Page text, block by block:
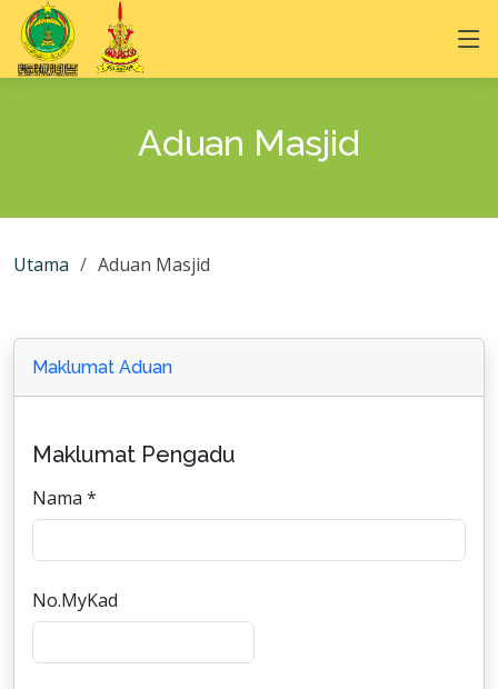
Aduan Masjid
Utama Aduan Masjid
Maklumat Aduan
Maklumat Pengadu
Nama *
No.MyKad